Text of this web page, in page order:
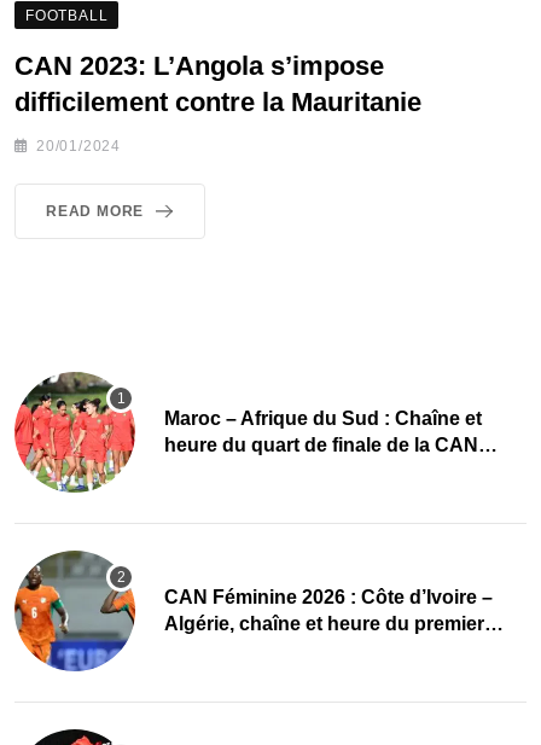
FOOTBALL
CAN 2023: L’Angola s’impose
difficilement contre la Mauritanie
20/01/2024
READ MORE
Maroc – Afrique du Sud : Chaîne et
heure du quart de finale de la CAN
CAN Féminine 2026 : Côte d’Ivoire –
Algérie, chaîne et heure du premier